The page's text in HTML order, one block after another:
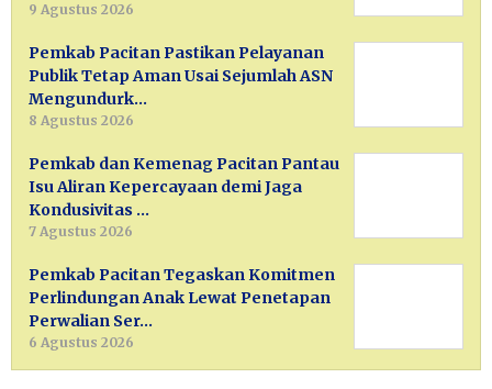
9 Agustus 2026
Pemkab Pacitan Pastikan Pelayanan
Publik Tetap Aman Usai Sejumlah ASN
Mengundurk…
8 Agustus 2026
Pemkab dan Kemenag Pacitan Pantau
Isu Aliran Kepercayaan demi Jaga
Kondusivitas …
7 Agustus 2026
Pemkab Pacitan Tegaskan Komitmen
Perlindungan Anak Lewat Penetapan
Perwalian Ser…
6 Agustus 2026